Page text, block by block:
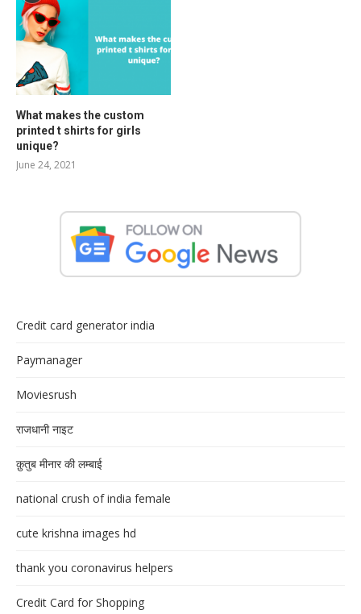
What makes the custom
printed t shirts for girls
unique?
June 24, 2021
Credit card generator india
Paymanager
Moviesrush
राजधानी नाइट
क़ुतुब मीनार की लम्बाई
national crush of india female
cute krishna images hd
thank you coronavirus helpers
Credit Card for Shopping